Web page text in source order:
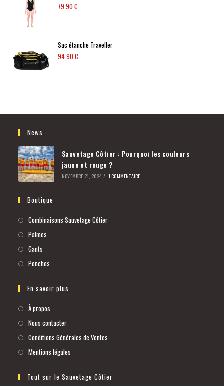
79.90€
Sac étanche Traveller
94.90€
News
Sauvetage Côtier : Pourquoi les couleurs
jaune et rouge ?
NOVEMBRE 21, 2024 / 1 COMMENTAIRE
Boutique
Combinaisons Sauvetage Côtier
Palmes
Gants
Ponchos
En savoir plus
À propos
Nous contacter
Conditions Générales de Ventes
Mentions légales
Tout sur le Sauvetage Côtier